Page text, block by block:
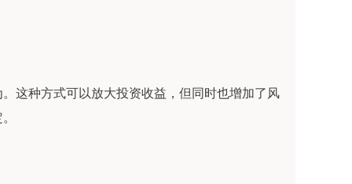
这种方式可以放大投资收益，但同时也增加了风